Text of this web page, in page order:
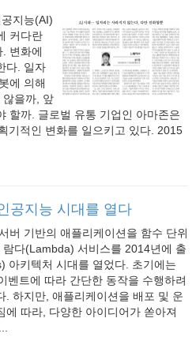
지능(AI)
커다란
변화에
다. 일자
에 의해
않을까, 앞
할까. 글로벌 유통 기업인 아마존은
기적인 변화를 일으키고 있다. 2015
공지능 시대를 열다
버 기반의 애플리케이션을 함수 단위
다(Lambda) 서비스를 2014년에 출
아키텍처 시대를 열었다. 초기에는
벤트에 따라 간단한 동작을 수행하려
. 하지만, 애플리케이션을 배포 및 운
에 따라, 다양한 아이디어가 쏟아져